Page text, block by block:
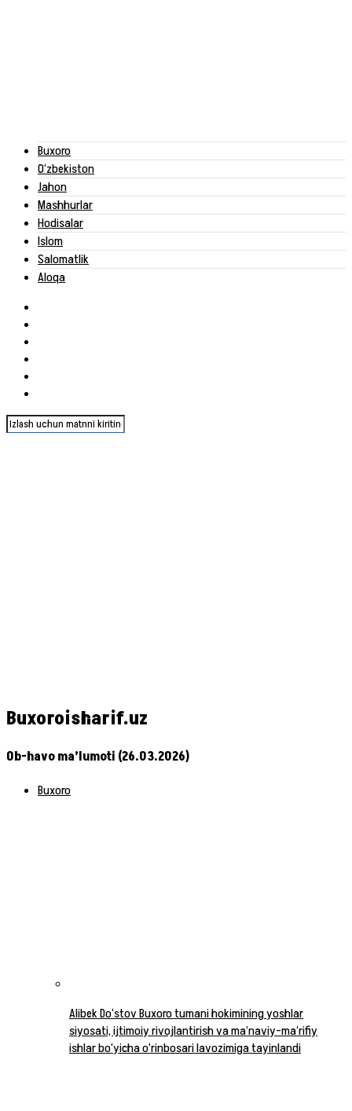
Buxoro
O‘zbekiston
Jahon
Mashhurlar
Hodisalar
Islom
Salomatlik
Aloqa
Buxoroisharif.uz
Ob-havo ma’lumoti (26.03.2026)
Buxoro
Alibek Do‘stov Buxoro tumani hokimining yoshlar
siyosati, ijtimoiy rivojlantirish va ma’naviy-ma’rifiy
ishlar bo‘yicha o‘rinbosari lavozimiga tayinlandi